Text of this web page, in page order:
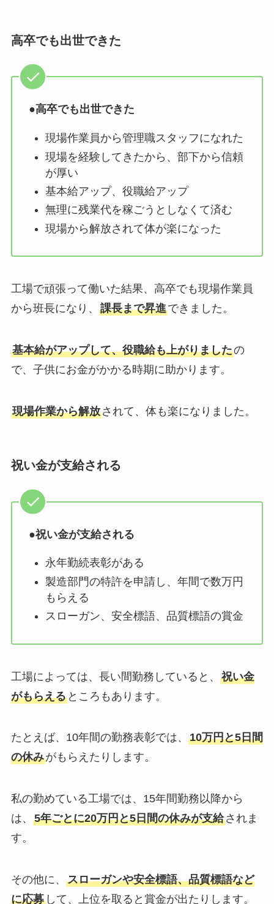
高卒でも出世できた
●高卒でも出世できた
現場作業員から管理職スタッフになれた
現場を経験してきたから、部下から信頼
が厚い
基本給アップ、役職給アップ
無理に残業代を稼ごうとしなくて済む
現場から解放されて体が楽になった
工場で頑張って働いた結果、高卒でも現場作業員
から班長になり、 課長まで昇進できました。
基本給がアップして、役職給も上がりましたの
で、子供にお金がかかる時期に助かります。
現場作業から解放されて、体も楽になりました。
祝い金が支給される
●祝い金が支給される
永年勤続表彰がある
製造部門の特許を申請し、年間で数万円
もらえる
スローガン、安全標語、品質標語の賞金
工場によっては、長い間勤務していると、 祝い金
がもらえるところもあります。
たとえば、10年間の勤務表彰では、 10万円と5日間
の休みがもらえたりします。
私の勤めている工場では、15年間勤務以降から
は、 5年ごとに20万円と5日間の休みが支給されま
す。
その他に、 スローガンや安全標語、品質標語など
に応募して、上位を取ると賞金が出たりします。